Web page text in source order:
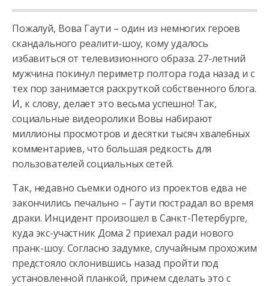
Пожалуй, Вова Гаути – один из немногих героев
скандального реалити-шоу, кому удалось
избавиться от телевизионного образа. 27-летний
мужчина покинул периметр полтора года назад и с
тех пор занимается раскруткой собственного блога.
И, к слову, делает это весьма успешно! Так,
социальные видеоролики Вовы набирают
миллионы просмотров и десятки тысяч хвалебных
комментариев, что большая редкость для
пользователей социальных сетей.
Так, недавно съемки одного из проектов едва не
закончились печально – Гаути пострадал во время
драки. Инцидент произошел в Санкт-Петербурге,
куда экс-участник Дома 2 приехал ради нового
пранк-шоу. Согласно задумке, случайным прохожим
предстояло склонившись назад пройти под
установленной планкой, причем сделать это с